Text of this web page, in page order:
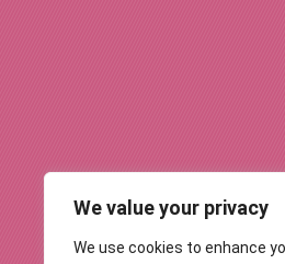
We value your privacy
We use cookies to enhance